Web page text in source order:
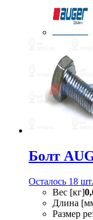
Болт
Осталось 18 шт.
Вес [кг]
Длина
Размер